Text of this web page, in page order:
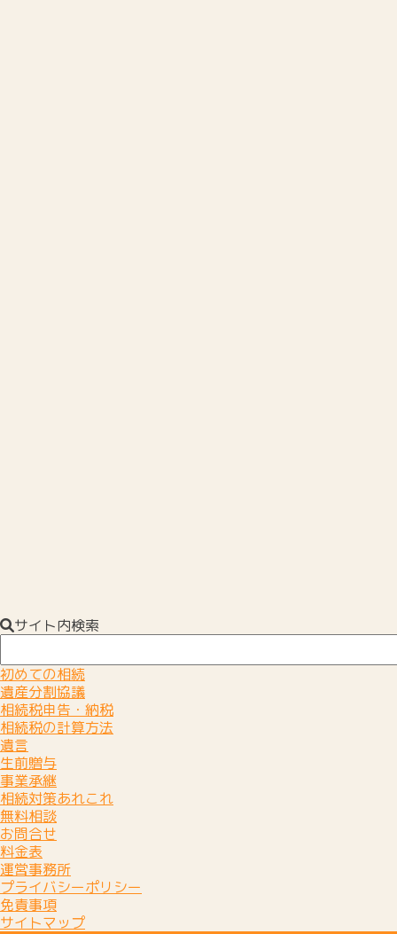
サイト内検索
初めての相続
遺産分割協議
相続税申告・納税
相続税の計算方法
遺言
生前贈与
事業承継
相続対策あれこれ
無料相談
お問合せ
料金表
運営事務所
プライバシーポリシー
免責事項
サイトマップ